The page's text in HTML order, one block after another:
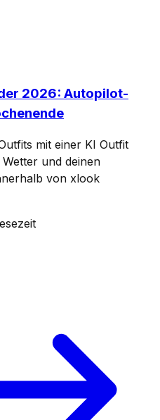
2026: Autopilot-
mit einer KI Outfit
und deinen
von xlook